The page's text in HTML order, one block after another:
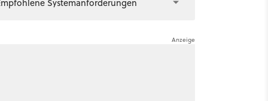
Systemanforderungen